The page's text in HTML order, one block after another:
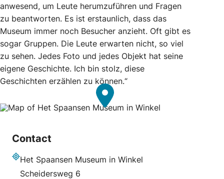
anwesend, um Leute herumzuführen und Fragen
zu beantworten. Es ist erstaunlich, dass das
Museum immer noch Besucher anzieht. Oft gibt es
sogar Gruppen. Die Leute erwarten nicht, so viel
zu sehen. Jedes Foto und jedes Objekt hat seine
eigene Geschichte. Ich bin stolz, diese
Geschichten erzählen zu können.“
Contact
Adresse
Het Spaansen Museum in Winkel
Scheidersweg 6